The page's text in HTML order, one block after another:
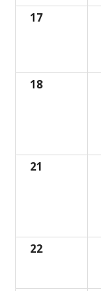
17
18
21
22